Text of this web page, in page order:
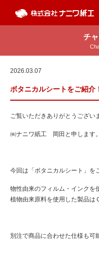
チ
2026.03.07
ボタニカルシートをご紹介
ご覧いただきありがとうござい
㈱ナニワ紙工 岡田と申します。
今回は「ボタニカルシート」を
物性由来のフィルム・インクを
植物由来原料を使用した製品は
別注で商品に合わせた仕様も可